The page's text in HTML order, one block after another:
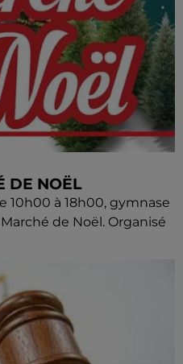
DE NOËL
10h00 à 18h00, gymnase
de Noël. Organisé